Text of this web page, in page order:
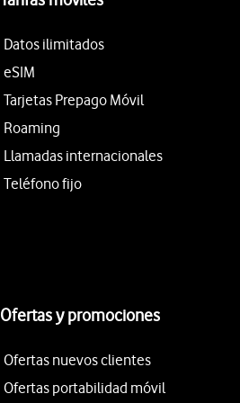
Datos ilimitados
eSIM
Tarjetas Prepago Móvil
Roaming
Llamadas internacionales
Teléfono fijo
Ofertas y promociones
Ofertas nuevos clientes
Ofertas portabilidad móvil